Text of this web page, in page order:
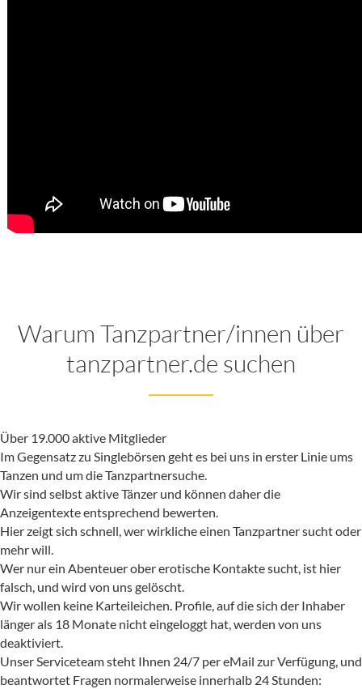
Warum Tanzpartner/innen über
tanzpartner.de suchen
Über 19.000 aktive Mitglieder
Im Gegensatz zu Singlebörsen geht es bei uns in erster Linie ums
Tanzen und um die Tanzpartnersuche.
Wir sind selbst aktive Tänzer und können daher die
Anzeigentexte entsprechend bewerten.
Hier zeigt sich schnell, wer wirkliche einen Tanzpartner sucht oder
mehr will.
Wer nur ein Abenteuer ober erotische Kontakte sucht, ist hier
falsch, und wird von uns gelöscht.
Wir wollen keine Karteileichen. Profile, auf die sich der Inhaber
länger als 18 Monate nicht eingeloggt hat, werden von uns
deaktiviert.
Unser Serviceteam steht Ihnen 24/7 per eMail zur Verfügung, und
beantwortet Fragen normalerweise innerhalb 24 Stunden: